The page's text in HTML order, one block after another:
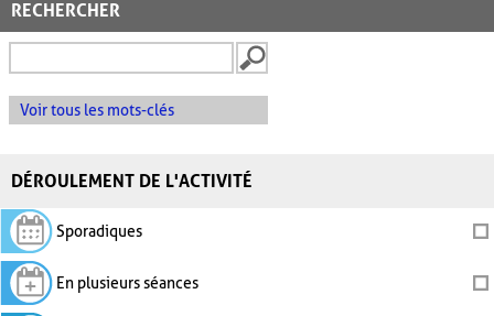
RECHERCHER
Voir tous les mots-clés
DÉROULEMENT DE L'ACTIVITÉ
Sporadiques
En plusieurs séances